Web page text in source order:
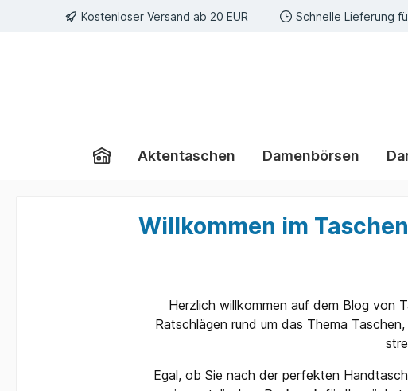
Zur Hauptnavigation springen
Kostenloser Versand ab 20 EUR Schnelle Lieferung
Aktentaschen Damenbörsen
Willkommen im
Herzlich willkommen auf dem Blog von
Ratschlägen rund um das Thema
Egal, ob Sie nach der perfekten